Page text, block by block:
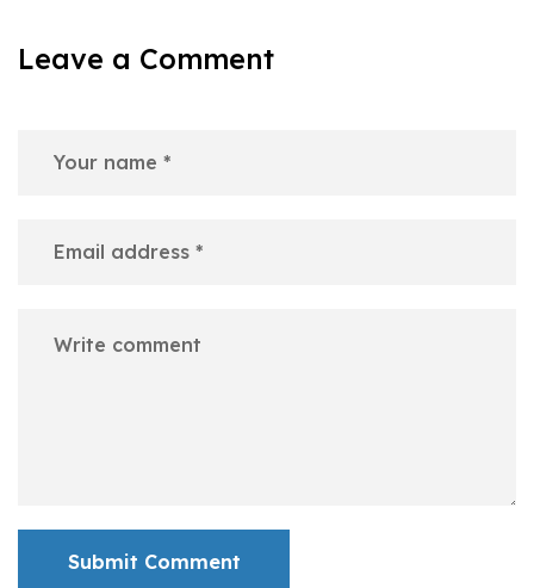
Leave a Comment
Submit Comment